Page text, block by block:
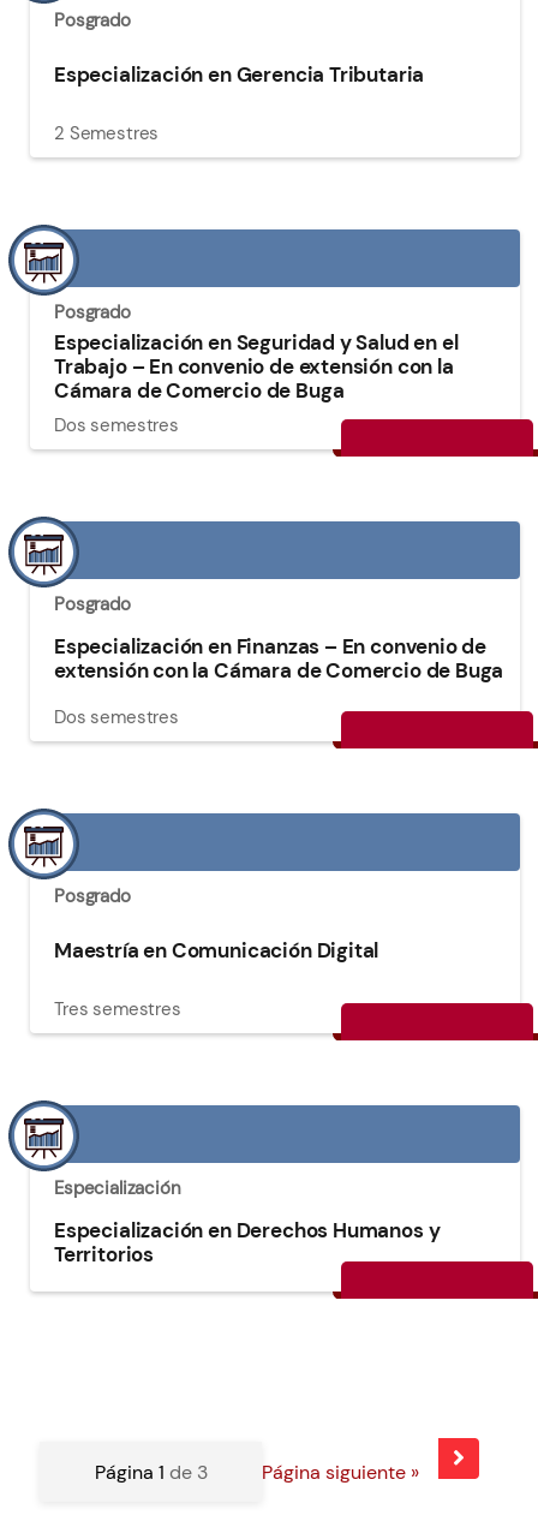
Posgrado
Especialización en Gerencia Tributaria
2 Semestres
Posgrado
Especialización en Seguridad y Salud en el
Trabajo – En convenio de extensión con la
Cámara de Comercio de Buga
Dos semestres
Posgrado
Especialización en Finanzas – En convenio de
extensión con la Cámara de Comercio de Buga
Dos semestres
Posgrado
Maestría en Comunicación Digital
Tres semestres
Especialización
Especialización en Derechos Humanos y
Territorios
Página 1 de 3 Página siguiente »